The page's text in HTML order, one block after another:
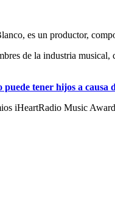
es un productor,
de la industria
puede tener hijos a causa
iHeartRadio Music